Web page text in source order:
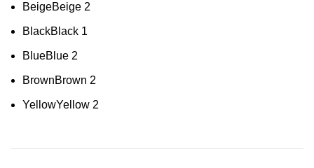
BeigeBeige 2
BlackBlack 1
BlueBlue 2
BrownBrown 2
YellowYellow 2